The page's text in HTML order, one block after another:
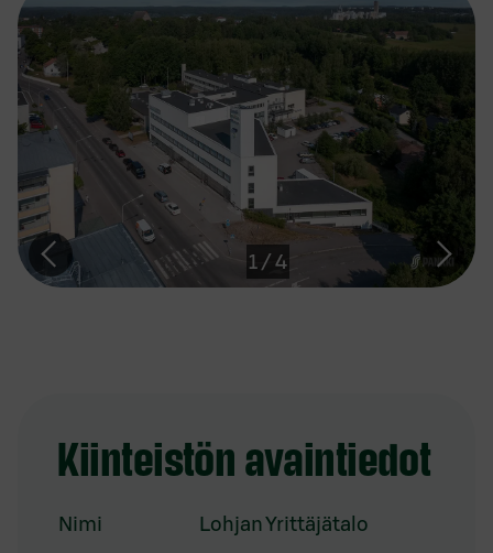
1/4
Kiinteistön avaintiedot
Nimi
Lohjan Yrittäjätalo